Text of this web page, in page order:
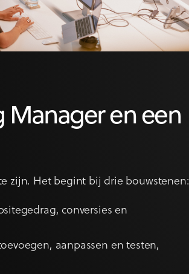
Manager en een
zijn. Het begint bij drie bouwstenen:
conversies en
aanpassen en testen,